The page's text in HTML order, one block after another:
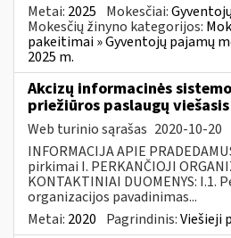
Metai: 2025 Mokesčiai:
Mokesčių žinyno kategorijos:
pakeitimai » Gyventojų pajamų
2025 m.
Akcizų informacinės
priežiūros paslaugų
Web turinio sąrašas 2020-10-20
INFORMACIJA APIE
pirkimai I. PERKANČIOJI
KONTAKTINIAI DUOMENYS: I.1.
organizacijos pavadinimas...
Metai: 2020 Pagrindinis:Viešieji